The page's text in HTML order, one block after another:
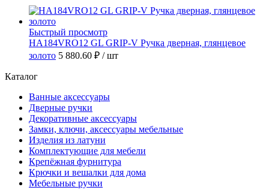
Быстрый просмотр
HA184VRO12 GL GRIP-V Ручка дверная, глянцевое
золото 5 880.60 ₽ / шт
Каталог
Ванные аксессуары
Дверные ручки
Декоративные аксессуары
Замки, ключи, аксессуары мебельные
Изделия из латуни
Комплектующие для мебели
Крепёжная фурнитура
Крючки и вешалки для дома
Мебельные ручки